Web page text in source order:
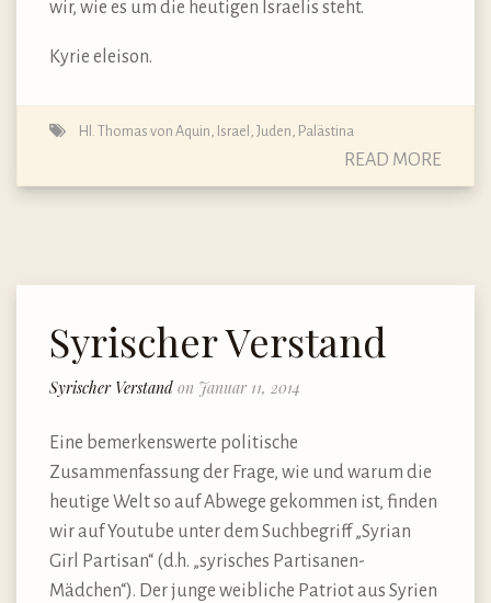
wir, wie es um die heutigen Israelis steht.
Kyrie eleison.
Hl. Thomas von Aquin Israel Juden Palästina
READ MORE
Syrischer Verstand
Syrischer Verstand on Januar 11, 2014
Eine bemerkenswerte politische
Zusammenfassung der Frage, wie und warum die
heutige Welt so auf Abwege gekommen ist, finden
wir auf Youtube unter dem Suchbegriff „Syrian
Girl Partisan“ (d.h. „syrisches Partisanen-
Mädchen“). Der junge weibliche Patriot aus Syrien